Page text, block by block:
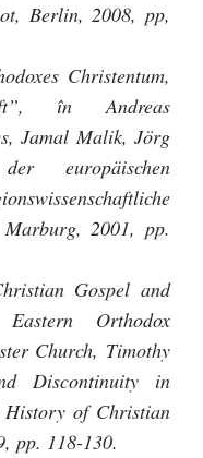
Berlin, 2008, pp,
Christentum,
în Andreas
Jamal Malik, Jörg
europäischen
2001, pp.
Gospel and
Orthodox
Church, Timothy
Discontinuity in
of Christian
pp. 118-130.